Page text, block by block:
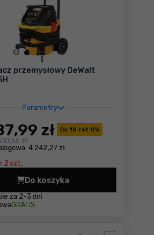
przemysłowy DeWalt
Parametry
Do 10 rat 0%
4 242,27 zł
,99 zł
zł
2 szt.
za 2-3 dni
GRATIS
Do koszyka
Odkurzacz przemysłowy